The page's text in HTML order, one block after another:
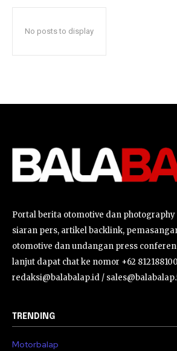
No posts to display
Portal berita otomotive dan
siaran pers, artikel backlink,
otomotive dan undangan press
lanjut dapat chat ke nomor +62
redaksi@balabalap.id /
TRENDING
Motorbalap